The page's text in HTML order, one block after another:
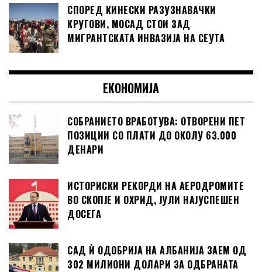
СПОРЕД КИНЕСКИ РАЗУЗНАВАЧКИ
КРУГОВИ, МОСАД СТОИ ЗАД
МИГРАНТСКАТА ИНВАЗИЈА НА СЕУТА
ЕКОНОМИЈА
СОБРАНИЕТО ВРАБОТУВА: ОТВОРЕНИ ПЕТ
ПОЗИЦИИ СО ПЛАТИ ДО ОКОЛУ 63.000
ДЕНАРИ
ИСТОРИСКИ РЕКОРДИ НА АЕРОДРОМИТЕ
ВО СКОПЈЕ И ОХРИД, ЈУЛИ НАЈУСПЕШЕН
ДОСЕГА
САД Ѝ ОДОБРИЈА НА АЛБАНИЈА ЗАЕМ ОД
302 МИЛИОНИ ДОЛАРИ ЗА ОДБРАНАТА